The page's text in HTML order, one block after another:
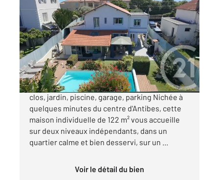
ANTIBES 06
122,30 m2, 5 pièces
Ref : 38118
Maison à vendre
750 000 €
Antibes Maison individuelle 122 m² Terrain
clos, jardin, piscine, garage, parking Nichée à
quelques minutes du centre d'Antibes, cette
maison individuelle de 122 m² vous accueille
sur deux niveaux indépendants, dans un
quartier calme et bien desservi, sur un ...
Voir le détail du bien